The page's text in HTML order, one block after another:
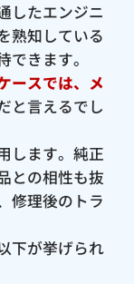
したエンジニ
熟知している
きます。
ースでは、メ
と言えるでし
します。純正
との相性も抜
修理後のトラ
下が挙げられ